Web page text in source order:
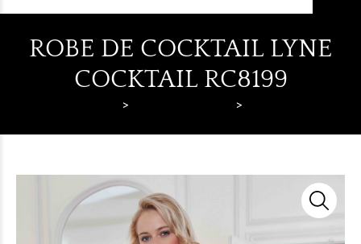
ROBE DE COCKTAIL LYNE
COCKTAIL RC8199